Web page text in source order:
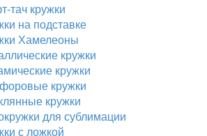
тач кружки
на подставке
Хамелеоны
кружки
кружки
кружки
кружки
для сублимации
с ложкой